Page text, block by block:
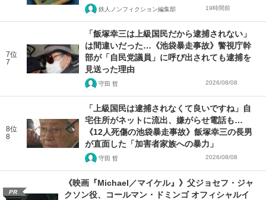
鉄人ノンフィクション編集部 19時間前
7位
7
「飯塚幸三は上級国民だから逮捕されない」
は間違いだった…《池袋暴走事故》警視庁幹
部が「自民党議員」に呼び出されても逮捕を
見送った理由
守田 哲 2026/08/08
8位
8
「上級国民は逮捕されなくて良いですね」自
宅住所がネットに流出、嫌がらせ電話も…
《12人死傷の池袋暴走事故》飯塚幸三の長男
が直面した「加害者家族への暴力」
守田 哲 2026/08/08
PR
《映画『Michael／マイケル』》父ジョセフ・ジャ
クソン役、コールマン・ドミンゴ オフィシャルイ